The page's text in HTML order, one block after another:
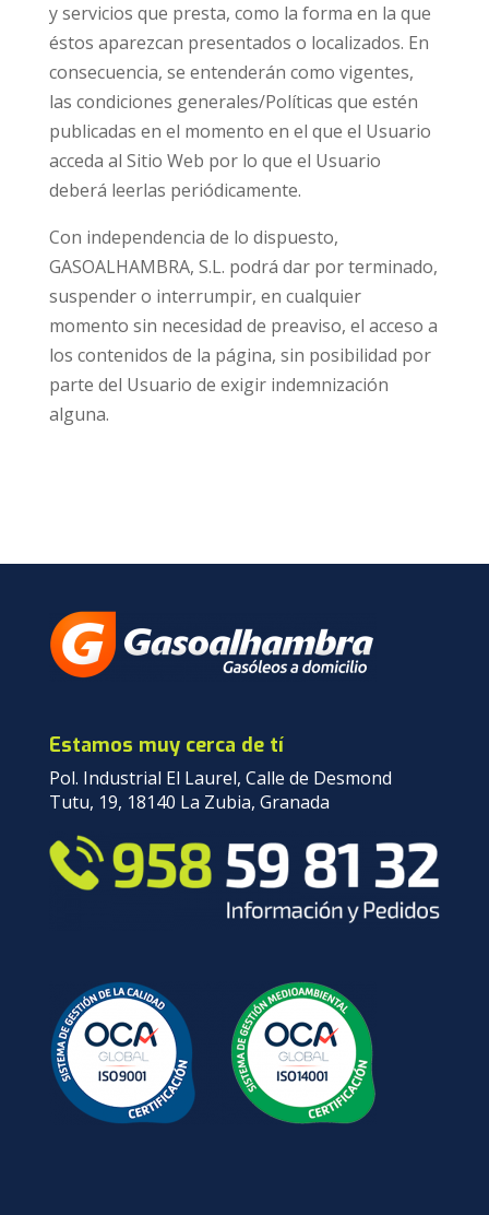
y servicios que presta, como la forma en la que
éstos aparezcan presentados o localizados. En
consecuencia, se entenderán como vigentes,
las condiciones generales/Políticas que estén
publicadas en el momento en el que el Usuario
acceda al Sitio Web por lo que el Usuario
deberá leerlas periódicamente.
Con independencia de lo dispuesto,
GASOALHAMBRA, S.L. podrá dar por terminado,
suspender o interrumpir, en cualquier
momento sin necesidad de preaviso, el acceso a
los contenidos de la página, sin posibilidad por
parte del Usuario de exigir indemnización
alguna.
Estamos muy cerca de tí
Pol. Industrial El Laurel, Calle de Desmond
Tutu, 19, 18140 La Zubia, Granada